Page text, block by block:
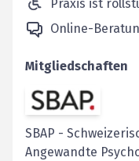
Praxis ist
Online-
Mitgliedschaften
SBAP -
Angewandte